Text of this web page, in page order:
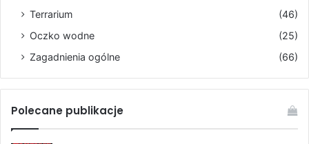
Terrarium
(46)
Oczko wodne
(25)
Zagadnienia ogólne
(66)
Polecane publikacje